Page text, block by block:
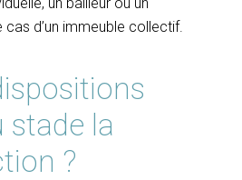
d’un immeuble collectif.
stade la
?